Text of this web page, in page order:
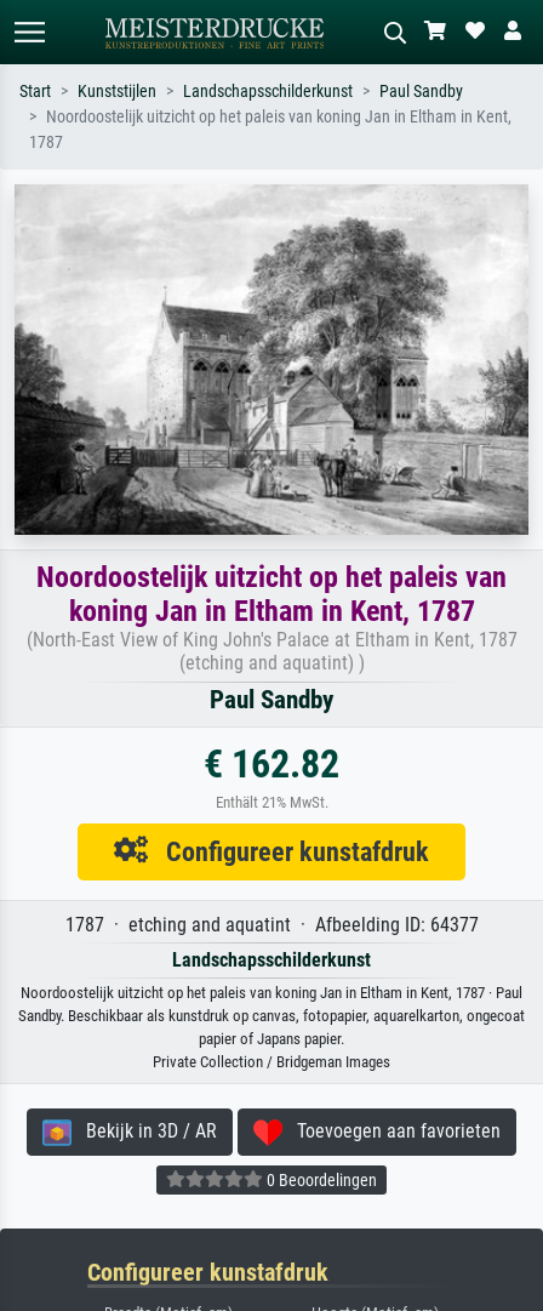
Monet, Sterrennacht, impressionisme,
Hokusai-golf, naakt.
weide, abstract met veel rood, donker
olieverfschilderij, staand naakt naast
een boom.
Start Kunststijlen Landschapsschilderkunst
Paul Sandby
Noordoostelijk uitzicht op het paleis van koning Jan in Eltham in Kent,
1787
Noordoostelijk uitzicht op het paleis van
koning Jan in Eltham in Kent, 1787
(North-East View of King John's Palace at Eltham in Kent, 1787
(etching and aquatint) )
Paul Sandby
€ 162.82
Enthält 21% MwSt.
Configureer kunstafdruk
1787 · etching and aquatint · Afbeelding ID: 64377
Landschapsschilderkunst
Noordoostelijk uitzicht op het paleis van koning Jan in Eltham in Kent, 1787 · Paul
Sandby. Beschikbaar als kunstdruk op canvas, fotopapier, aquarelkarton, ongecoat
papier of Japans papier.
Private Collection / Bridgeman Images
Bekijk in 3D / AR Toevoegen aan favorieten
0 Beoordelingen
Configureer kunstafdruk